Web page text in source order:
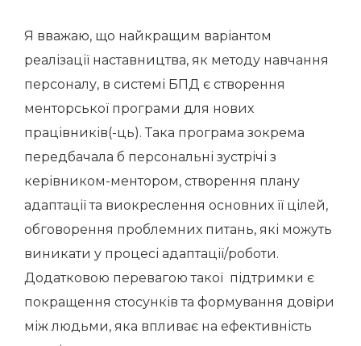
Я вважаю, що найкращим варіантом
реалізації наставництва, як методу навчання
персоналу, в системі БПД є створення
менторської програми для нових
працівників(-ць). Така програма зокрема
передбачала б персональні зустрічі з
керівником-ментором, створення плану
адаптації та виокреслення основних її цілей,
обговорення проблемних питань, які можуть
виникати у процесі адаптації/роботи.
Додатковою перевагою такої підтримки є
покращення стосунків та формування довіри
між людьми, яка впливає на ефективність